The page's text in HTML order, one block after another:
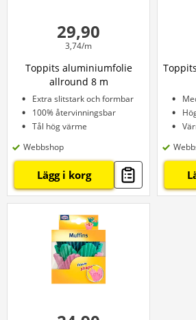
29,90
3,74/m
Toppits aluminiumfolie
allround 8 m
Extra slitstark och formbar
100% återvinningsbar
Tål hög värme
Webbshop
Lägg i korg